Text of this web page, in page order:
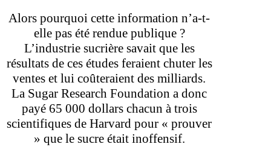
Alors pourquoi cette information n’a-t-
elle pas été rendue publique ?
L’industrie sucrière savait que les
résultats de ces études feraient chuter les
ventes et lui coûteraient des milliards.
La Sugar Research Foundation a donc
payé 65 000 dollars chacun à trois
scientifiques de Harvard pour « prouver
» que le sucre était inoffensif.